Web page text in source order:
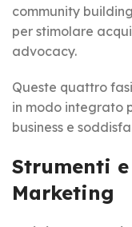
community
per stimolare
advocacy.
Queste quattro
in modo integrato
business e
Strumenti
Marketing